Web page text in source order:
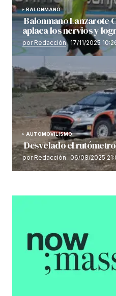
BALONMANO
Balonmano Lanzarote
aplaca los nervios y
por Redacción 17/11/2025
AUTOMOVILISMO
Desvelado el
por Redacción 06/08/2025